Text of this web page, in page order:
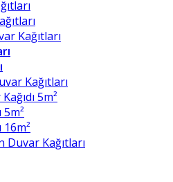
Kağıtları
Kağıtları
5m²
5m²
16m²
Duvar Kağıtları